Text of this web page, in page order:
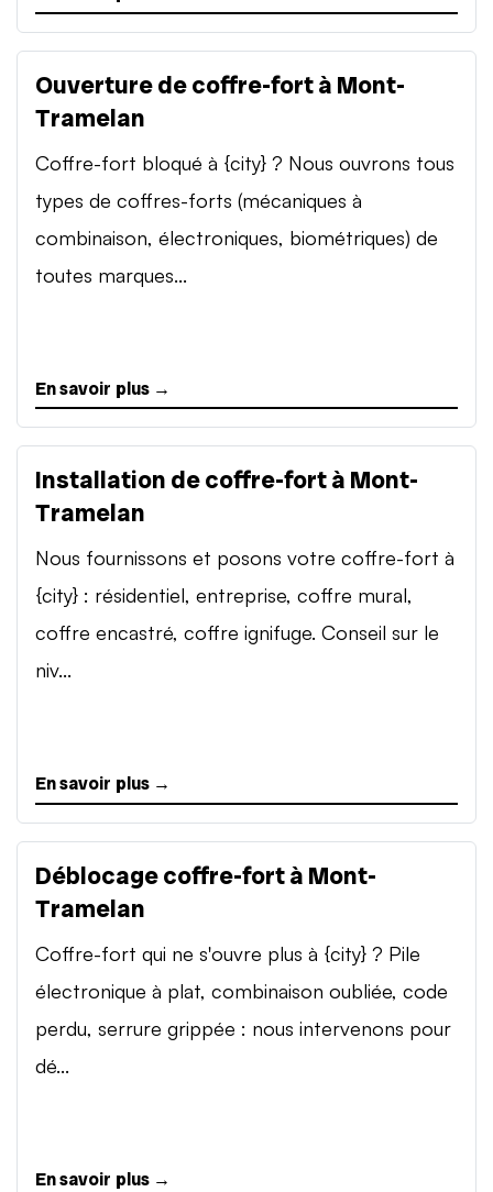
Ouverture de coffre-fort à Mont-
Tramelan
Coffre-fort bloqué à {city} ? Nous ouvrons tous
types de coffres-forts (mécaniques à
combinaison, électroniques, biométriques) de
toutes marques...
En savoir plus →
Installation de coffre-fort à Mont-
Tramelan
Nous fournissons et posons votre coffre-fort à
{city} : résidentiel, entreprise, coffre mural,
coffre encastré, coffre ignifuge. Conseil sur le
niv...
En savoir plus →
Déblocage coffre-fort à Mont-
Tramelan
Coffre-fort qui ne s'ouvre plus à {city} ? Pile
électronique à plat, combinaison oubliée, code
perdu, serrure grippée : nous intervenons pour
dé...
En savoir plus →